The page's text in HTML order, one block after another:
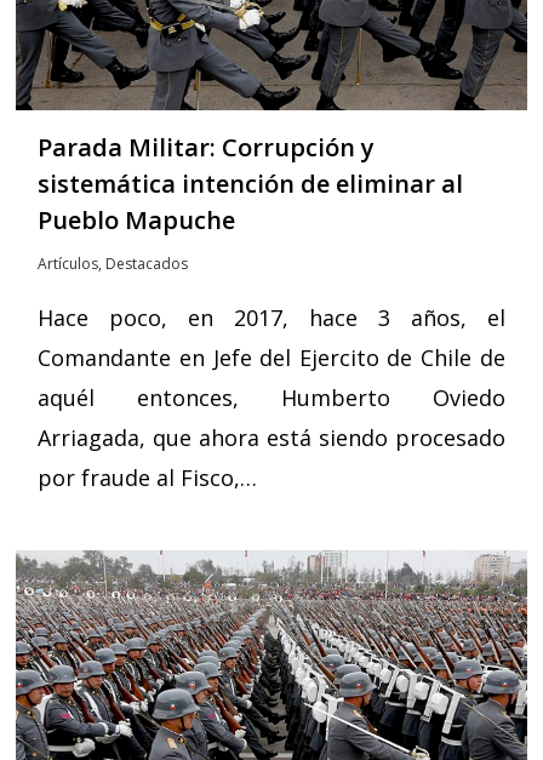
Parada Militar: Corrupción y
sistemática intención de eliminar al
Pueblo Mapuche
Artículos, Destacados
Hace poco, en 2017, hace 3 años, el
Comandante en Jefe del Ejercito de Chile de
aquél entonces, Humberto Oviedo
Arriagada, que ahora está siendo procesado
por fraude al Fisco,…